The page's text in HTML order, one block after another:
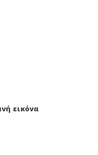
εικόνα